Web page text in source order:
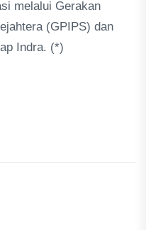
melalui Gerakan
(GPIPS) dan
Indra. (*)